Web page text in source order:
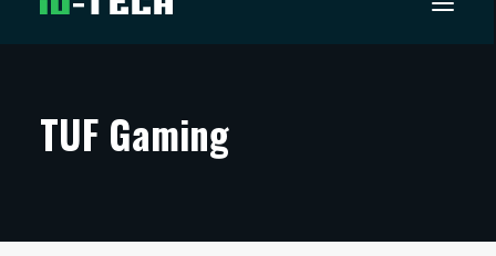
ARTIKKELIT
TECHBBS
TUF Gaming